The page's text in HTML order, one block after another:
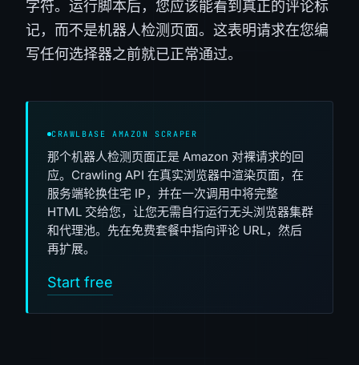
字符。运行脚本后，您应该能看到真正的评论标
记，而不是机器人检测页面。这表明请求在您编
写任何选择器之前就已正常通过。
CRAWLBASE AMAZON SCRAPER
那个机器人检测页面正是 Amazon 对裸请求的回
应。Crawling API 在真实浏览器中渲染页面，在
服务端轮换住宅 IP，并在一次调用中将完整
HTML 交给您，让您无需自行运行无头浏览器集群
和代理池。先在免费套餐中指向评论 URL，然后
再扩展。
Start free